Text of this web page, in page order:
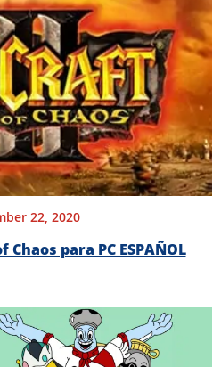
22, 2020
para PC ESPAÑOL